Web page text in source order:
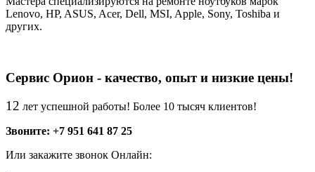
Lenovo, HP, ASUS, Acer, Dell, MSI, Apple, Sony, Toshiba и
других.
Сервис Орион - качество, опыт и низкие цены!
12 лет успешной работы! Более 10 тысяч клиентов!
Звоните: +7 951 641 87 25
Или закажите звонок Онлайн: